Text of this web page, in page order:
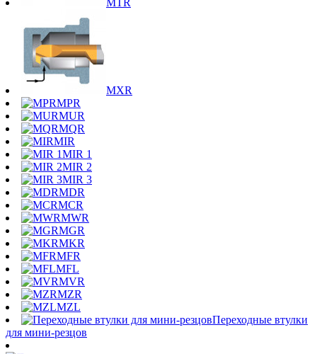
MTR
MXR
MPR
MUR
MQR
MIR
MIR 1
MIR 2
MIR 3
MDR
MCR
MWR
MGR
MKR
MFR
MFL
MVR
MZR
MZL
Переходные втулки
для мини-резцов